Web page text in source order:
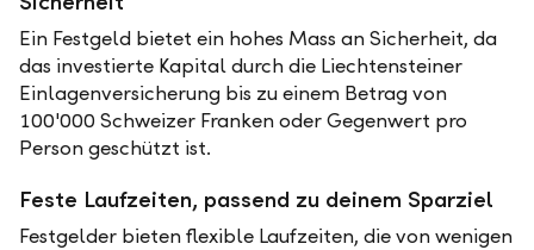
Ein Festgeld bietet ein hohes Mass an Sicherheit, da
das investierte Kapital durch die Liechtensteiner
Einlagenversicherung bis zu einem Betrag von
100'000 Schweizer Franken oder Gegenwert pro
Person geschützt ist.
Feste Laufzeiten, passend zu deinem Sparziel
Festgelder bieten flexible Laufzeiten, die von wenigen